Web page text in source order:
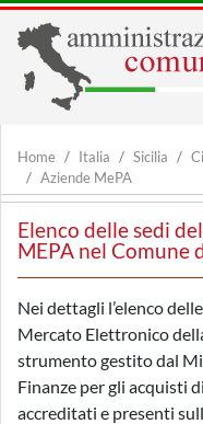
Home Italia Sicilia
Aziende MePA
Elenco delle sedi
MEPA nel Comune
Nei dettagli l’elenco
Mercato Elettronico
strumento gestito dal
Finanze per gli acquisti
accreditati e presenti